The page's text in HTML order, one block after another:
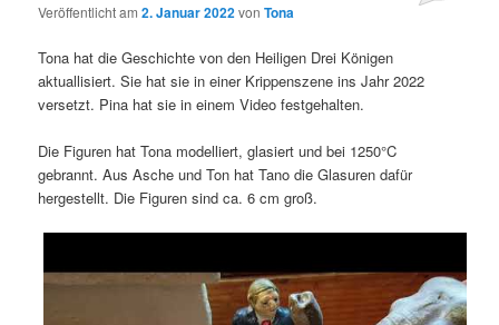
Veröffentlicht am2. Januar 2022vonTona
Tona hat die Geschichte von den Heiligen Drei Königen
aktuallisiert. Sie hat sie in einer Krippenszene ins Jahr 2022
versetzt. Pina hat sie in einem Video festgehalten.
Die Figuren hat Tona modelliert, glasiert und bei 1250°C
gebrannt. Aus Asche und Ton hat Tano die Glasuren dafür
hergestellt. Die Figuren sind ca. 6 cm groß.